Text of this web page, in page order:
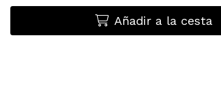
Añadir a la cesta